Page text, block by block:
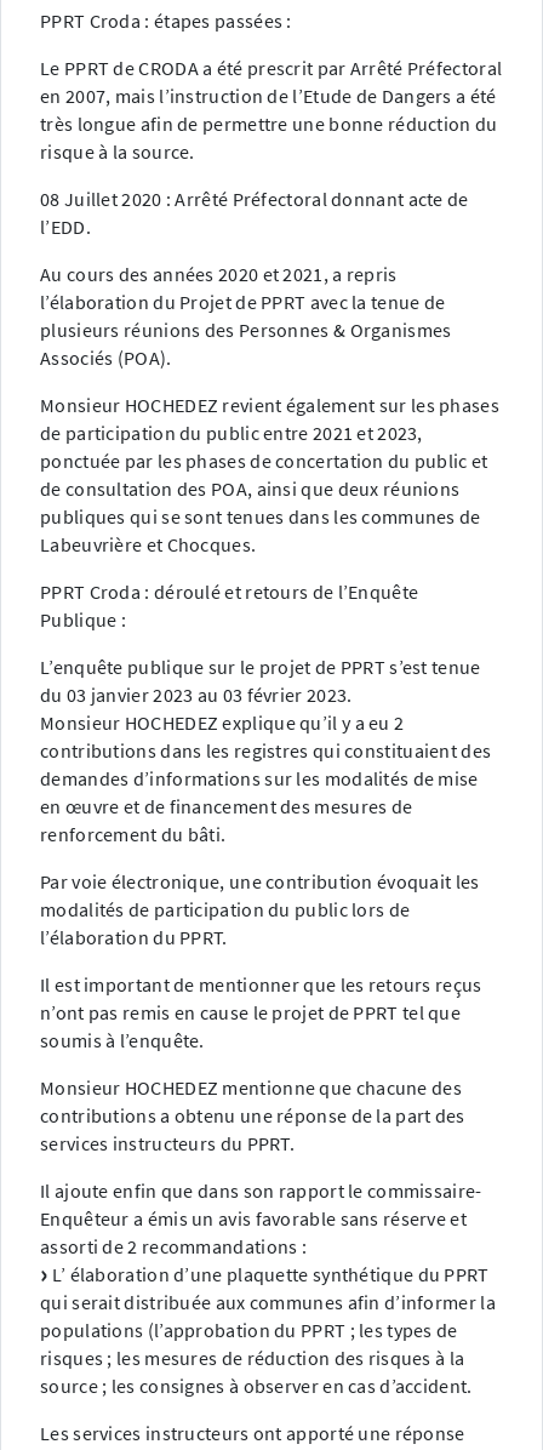
PPRT Croda : étapes passées :
Le PPRT de CRODA a été prescrit par Arrêté Préfectoral
en 2007, mais l’instruction de l’Etude de Dangers a été
très longue afin de permettre une bonne réduction du
risque à la source.
08 Juillet 2020 : Arrêté Préfectoral donnant acte de
l’EDD.
Au cours des années 2020 et 2021, a repris
l’élaboration du Projet de PPRT avec la tenue de
plusieurs réunions des Personnes & Organismes
Associés (POA).
Monsieur HOCHEDEZ revient également sur les phases
de participation du public entre 2021 et 2023,
ponctuée par les phases de concertation du public et
de consultation des POA, ainsi que deux réunions
publiques qui se sont tenues dans les communes de
Labeuvrière et Chocques.
PPRT Croda : déroulé et retours de l’Enquête
Publique :
L’enquête publique sur le projet de PPRT s’est tenue
du 03 janvier 2023 au 03 février 2023.
Monsieur HOCHEDEZ explique qu’il y a eu 2
contributions dans les registres qui constituaient des
demandes d’informations sur les modalités de mise
en œuvre et de financement des mesures de
renforcement du bâti.
Par voie électronique, une contribution évoquait les
modalités de participation du public lors de
l’élaboration du PPRT.
Il est important de mentionner que les retours reçus
n’ont pas remis en cause le projet de PPRT tel que
soumis à l’enquête.
Monsieur HOCHEDEZ mentionne que chacune des
contributions a obtenu une réponse de la part des
services instructeurs du PPRT.
Il ajoute enfin que dans son rapport le commissaire-
Enquêteur a émis un avis favorable sans réserve et
assorti de 2 recommandations :
L’ élaboration d’une plaquette synthétique du PPRT
qui serait distribuée aux communes afin d’informer la
populations (l’approbation du PPRT ; les types de
risques ; les mesures de réduction des risques à la
source ; les consignes à observer en cas d’accident.
Les services instructeurs ont apporté une réponse